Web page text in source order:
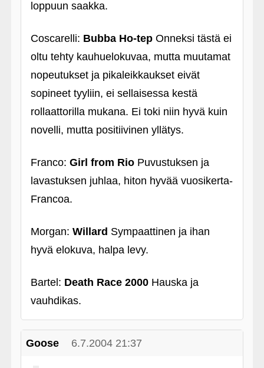
loppuun saakka.
Coscarelli: Bubba Ho-tepOnneksi tästä ei
oltu tehty kauhuelokuvaa, mutta muutamat
nopeutukset ja pikaleikkaukset eivät
sopineet tyyliin, ei sellaisessa kestä
rollaattorilla mukana. Ei toki niin hyvä kuin
novelli, mutta positiivinen yllätys.
Franco: Girl from RioPuvustuksen ja
lavastuksen juhlaa, hiton hyvää vuosikerta-
Francoa.
Morgan: Willard Sympaattinen ja ihan
hyvä elokuva, halpa levy.
Bartel: Death Race 2000Hauska ja
vauhdikas.
Goose 6.7.2004 21:37